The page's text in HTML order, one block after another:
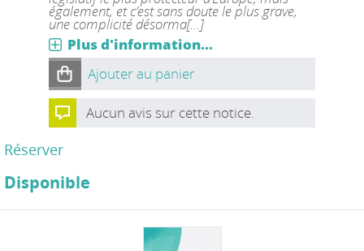
également, et c’est sans doute le plus grave,
une complicité désorma[...]
Plus d'information...
Ajouter au panier
Aucun avis sur cette notice.
Réserver
Disponible